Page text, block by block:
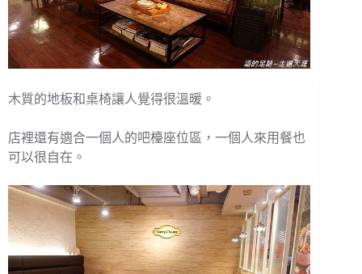
木質的地板和桌椅讓人覺得很溫暖。
店裡還有適合一個人的吧檯座位區，一個人來用餐也
可以很自在。